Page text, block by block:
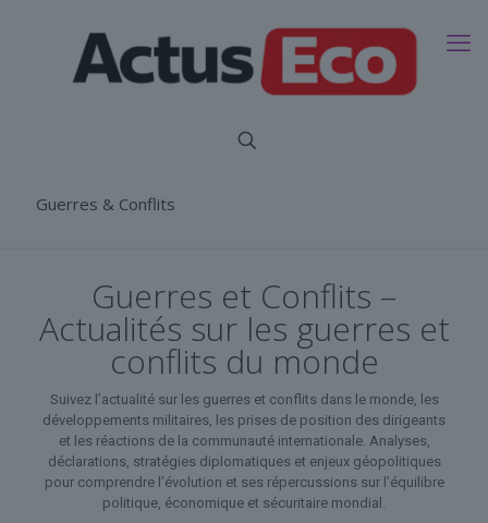
Guerres & Conflits
Guerres et Conflits –
Actualités sur les guerres et
conflits du monde
Suivez l’actualité sur les guerres et conflits dans le monde, les
développements militaires, les prises de position des dirigeants
et les réactions de la communauté internationale. Analyses,
déclarations, stratégies diplomatiques et enjeux géopolitiques
pour comprendre l’évolution et ses répercussions sur l’équilibre
politique, économique et sécuritaire mondial.